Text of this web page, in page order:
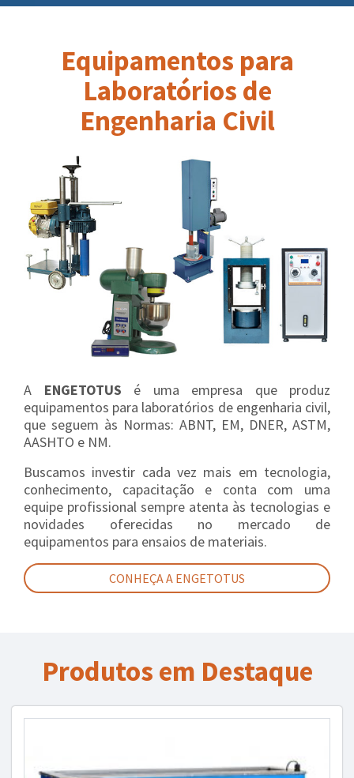
Equipamentos para
Laboratórios de
Engenharia Civil
A ENGETOTUS é uma empresa que produz
equipamentos para laboratórios de engenharia civil,
que seguem às Normas: ABNT, EM, DNER, ASTM,
AASHTO e NM.
Buscamos investir cada vez mais em tecnologia,
conhecimento, capacitação e conta com uma
equipe profissional sempre atenta às tecnologias e
novidades oferecidas no mercado de
equipamentos para ensaios de materiais.
CONHEÇA A ENGETOTUS
Produtos em Destaque